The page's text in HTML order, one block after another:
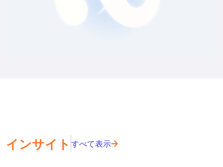
インサイト すべて表示